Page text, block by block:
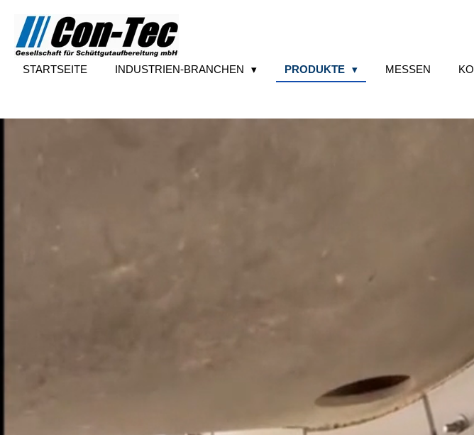
Zum
Hauptinhalt
springen
STARTSEITE
INDUSTRIEN-BRANCHEN PRODUKTE MESSEN